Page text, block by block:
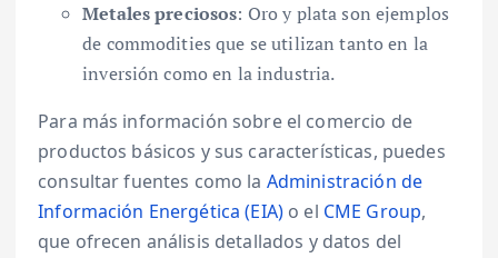
Metales preciosos: Oro y plata son ejemplos
de commodities que se utilizan tanto en la
inversión como en la industria.
Para más información sobre el comercio de
productos básicos y sus características, puedes
consultar fuentes como la Administración de
Información Energética (EIA) o el CME Group,
que ofrecen análisis detallados y datos del